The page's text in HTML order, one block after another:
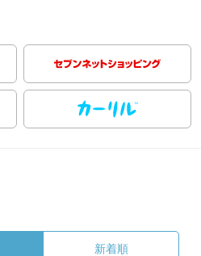
新着順